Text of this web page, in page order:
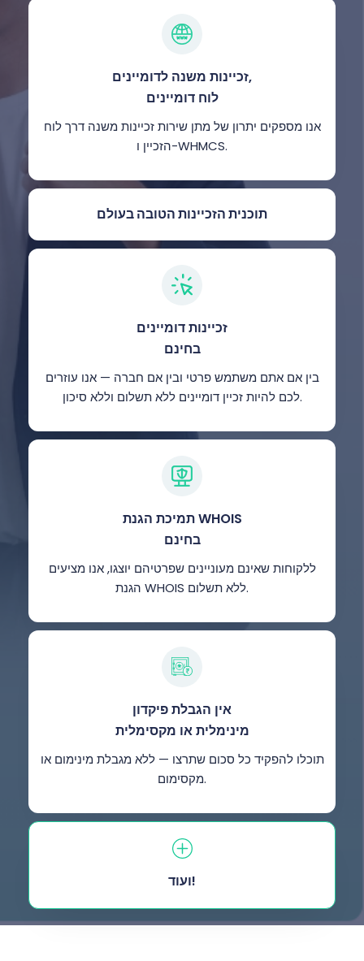
זכיינות משנה לדומיינים,
לוח דומיינים
אנו מספקים יתרון של מתן שירות זכיינות משנה דרך לוח
הזכיין ו-WHMCS.
תוכנית הזכיינות הטובה בעולם
זכיינות דומיינים
בחינם
בין אם אתם משתמש פרטי ובין אם חברה — אנו עוזרים
לכם להיות זכיין דומיינים ללא תשלום וללא סיכון.
תמיכת הגנת WHOIS
בחינם
ללקוחות שאינם מעוניינים שפרטיהם יוצגו, אנו מציעים
הגנת WHOIS ללא תשלום.
אין הגבלת פיקדון
מינימלית או מקסימלית
תוכלו להפקיד כל סכום שתרצו — ללא מגבלת מינימום או
מקסימום.
ועוד!